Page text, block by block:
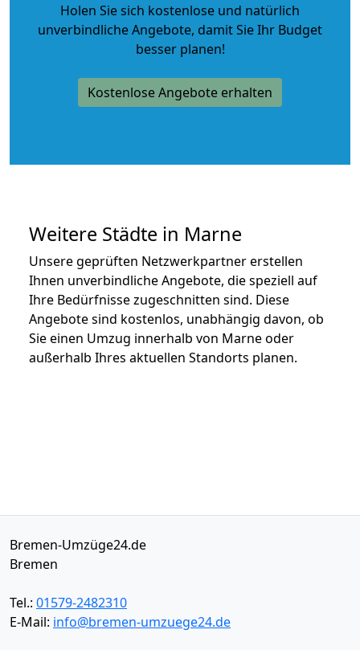
Holen Sie sich kostenlose und natürlich
unverbindliche Angebote, damit Sie Ihr Budget
besser planen!
Kostenlose Angebote erhalten
Weitere Städte in Marne
Unsere geprüften Netzwerkpartner erstellen
Ihnen unverbindliche Angebote, die speziell auf
Ihre Bedürfnisse zugeschnitten sind. Diese
Angebote sind kostenlos, unabhängig davon, ob
Sie einen Umzug innerhalb von Marne oder
außerhalb Ihres aktuellen Standorts planen.
Bremen-Umzüge24.de
Bremen
Tel.: 01579-2482310
E-Mail: info@bremen-umzuege24.de